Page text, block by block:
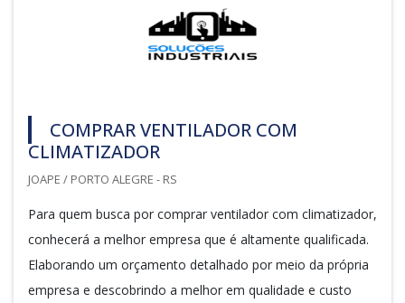
COMPRAR VENTILADOR COM
CLIMATIZADOR
JOAPE / PORTO ALEGRE - RS
Para quem busca por comprar ventilador com climatizador,
conhecerá a melhor empresa que é altamente qualificada.
Elaborando um orçamento detalhado por meio da própria
empresa e descobrindo a melhor em qualidade e custo